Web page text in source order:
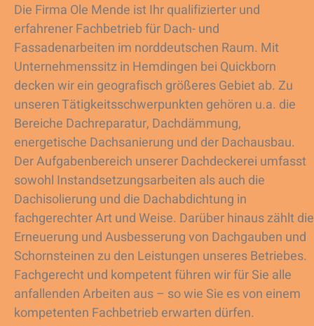
Die Firma Ole Mende ist Ihr qualifizierter und
erfahrener Fachbetrieb für Dach- und
Fassadenarbeiten im norddeutschen Raum. Mit
Unternehmenssitz in Hemdingen bei Quickborn
decken wir ein geografisch größeres Gebiet ab. Zu
unseren Tätigkeitsschwerpunkten gehören u.a. die
Bereiche Dachreparatur, Dachdämmung,
energetische Dachsanierung und der Dachausbau.
Der Aufgabenbereich unserer Dachdeckerei umfasst
sowohl Instandsetzungsarbeiten als auch die
Dachisolierung und die Dachabdichtung in
fachgerechter Art und Weise. Darüber hinaus zählt die
Erneuerung und Ausbesserung von Dachgauben und
Schornsteinen zu den Leistungen unseres Betriebes.
Fachgerecht und kompetent führen wir für Sie alle
anfallenden Arbeiten aus – so wie Sie es von einem
kompetenten Fachbetrieb erwarten dürfen.